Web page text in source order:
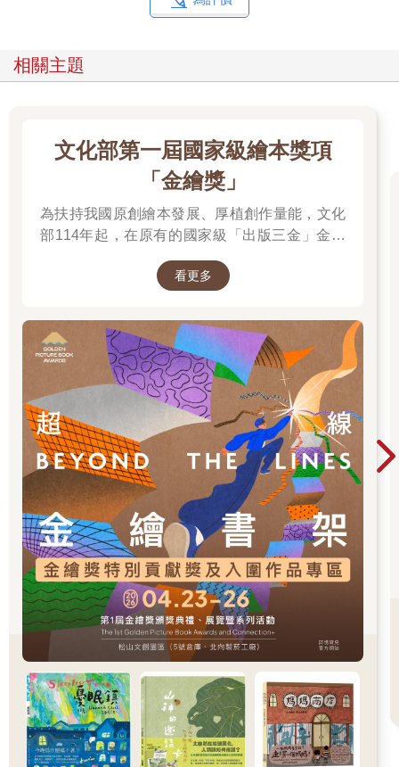
沒那麼老。直到近來，它們都可能引發危險，因為一向用很多化
為了參加派對打扮時，如果抹上大量的猩紅色口紅，很快就會沾
唐，但如果改用現今的化妝品，看起來會有所改善又自然。母親
將良好的膚質遺傳給我，我依然會因此得到讚美，可是現在我知
道至少有一半的「好」來自蜜絲佛陀（Max Factor）。對年長女
性來說，外表相當重要，不是因為我們認為可以打動別人，而是
因為我們攬鏡自照時會看到的自己。其他人不大可能會注意到一
管，但那張臉的主人肯定會看到，而且當這種令人憂鬱的景象得
到補救時，同樣會覺得精神一振。即使他人怎麼看自己不全然等
得自己的外表比祖母們老年時看來更年輕，舉止也是。
不過，縱使如此，邁入七十幾歲時，最明顯的事情就是生命中曾
經最重要的事情消失了：我看起來可能沒那麼老，自己也不覺得
有那麼老，但我已經不再是個有性別的存在，這種狀態歷經好幾
個階段，而且不總是愉快的，但是對我的存在來說一直很核心。
這種狀態在我四、五歲的時候開始，當時我宣布要跟約翰‧薛伯克
結婚，對旁觀者來說肯定很滑稽，但對我來說感覺相當是正經
事。他是個小男孩，住的地方跟我們家隔幾棟房子，就在伍爾威
治廣場（我父親是皇家砲兵團的軍官，當時在軍事學院擔任講
師，而約翰的父親也是兵團的鎗手）旁邊那條街上。我完全不記
得約翰的模樣，只記得名字跟他曾經是我的結婚對象。他的後繼
者在我的記憶裡更鮮明，因為他有一雙美麗悲傷的棕色眼睛，還
有因為年齡差距頗大而產生的魅力──他叫丹尼斯，是哈爾農場園
丁的兒子，我們在我外公外婆的庇蔭下去住那邊。我懷疑我沒跟
丹尼斯講過話，但我曾經壯起膽子，從廁所窗戶對著他的腦袋瓜
吐口水，當時他正在後門那裡操作幫浦。在他之後的暗戀對象，
我則實際互動過──事實上我跟我兄弟還有他們一起度過很多時
光：傑克和威菲德，是農場牧牛長的兒子，我對他們的記憶比對
丹尼斯清晰，因為我花了好多時間試圖決定我最喜歡當中的哪一
個。
那兩個是我浪漫時期的頭一批受惠者，在那個時期，愛情以白日
夢的形式出現。我激情的對象會被安排在極端危險的處境裡，也
許他家失了火，或是他本人被洪水沖走，而我會出手營救。這場
相關主題
文化部第一屆國家級繪本獎項
「金繪獎」
為扶持我國原創繪本發展、厚植創作量能，文化
部114年起，在原有的國家級「出版三金」金鼎
促進台灣圖文出版的多元發展。獎項分為「特別
「跨域應用獎」、「年度繪本獎」，以及「金繪
大獎」。
看更多